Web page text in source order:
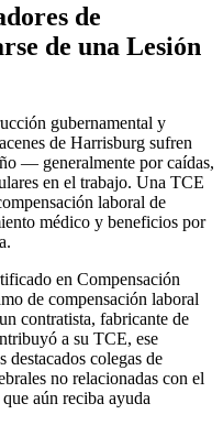
de
de una Lesión
gubernamental y
de Harrisburg sufren
— generalmente por caídas,
en el trabajo. Una TCE
laboral de
médico y beneficios por
en Compensación
de compensación laboral
contratista, fabricante de
a su TCE, ese
destacados colegas de
no relacionadas con el
aún reciba ayuda